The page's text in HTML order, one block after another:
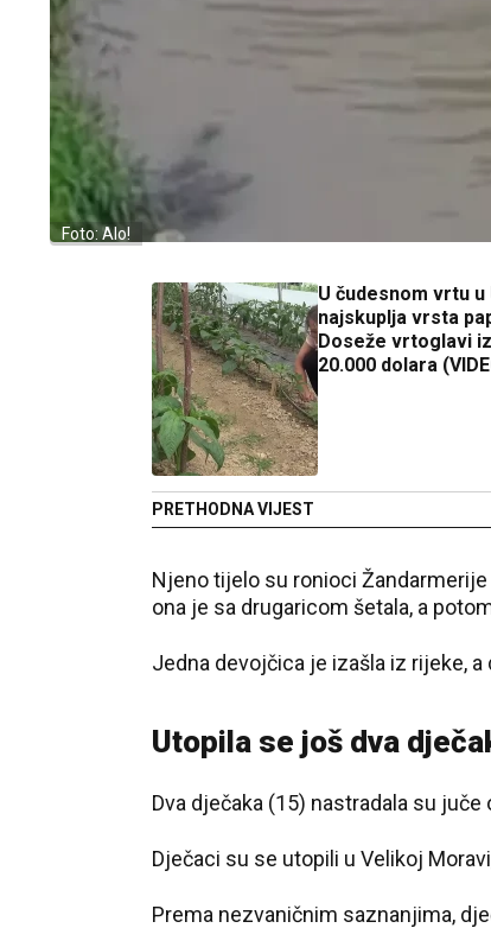
Foto: Alo!
U čudesnom vrtu
najskuplja vrsta
Doseže vrtoglavi
20.000 dolara
PRETHODNA VIJEST
Njeno tijelo su ronioci
ona je sa drugaricom šetala, a
Јedna devojčica je izašla iz rijeke, a
Utopila se još dva
Dva dječaka (15) nastradala su
Dječaci su se utopili u Velikoj
Prema nezvaničnim saznanjima,